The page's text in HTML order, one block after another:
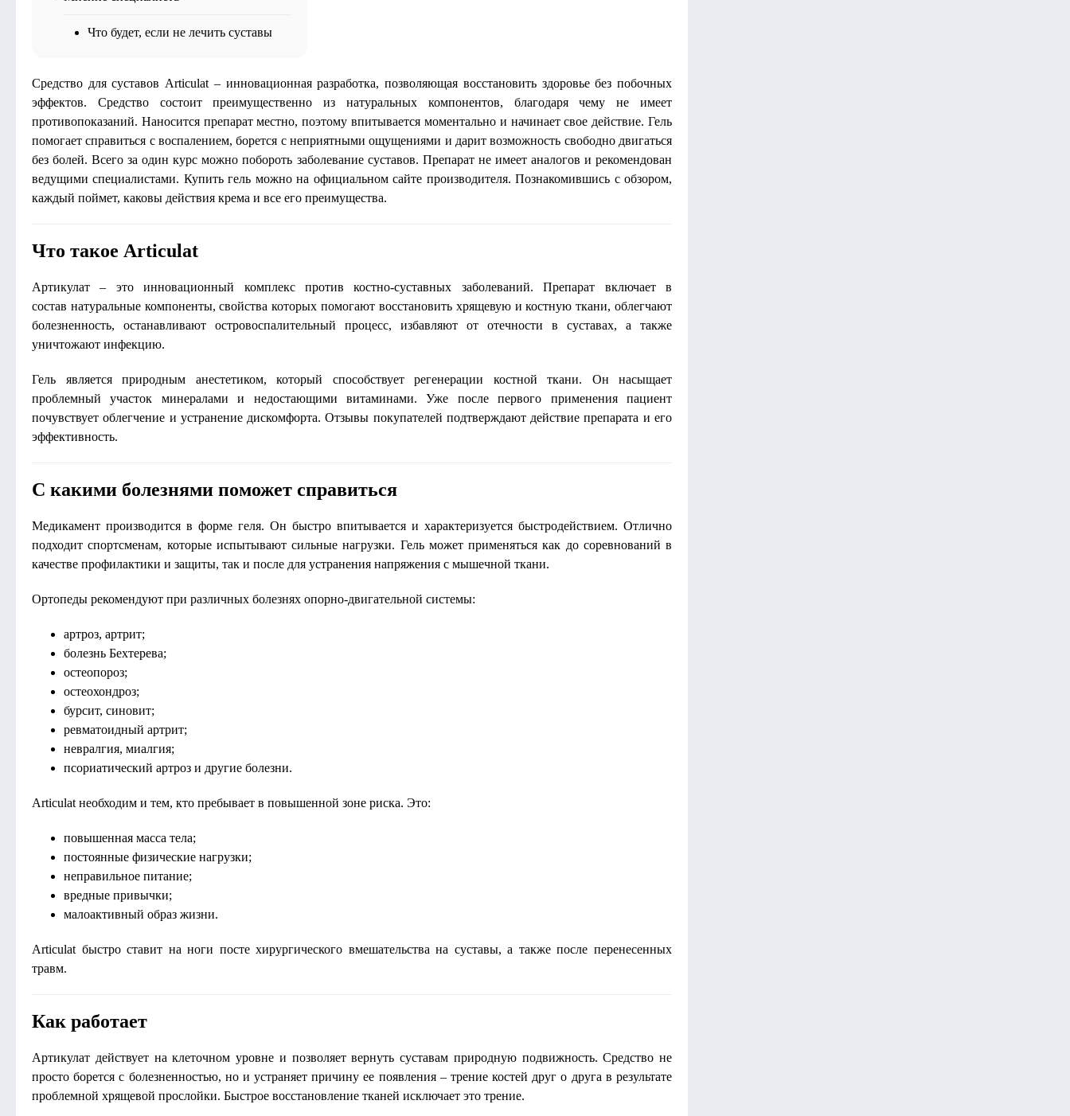
Что будет, если не лечить суставы
Средство для суставов Articulat – инновационная разработка, позволяющая восстановить здоровье без побочных
эффектов. Средство состоит преимущественно из натуральных компонентов, благодаря чему не имеет
противопоказаний. Наносится препарат местно, поэтому впитывается моментально и начинает свое действие. Гель
помогает справиться с воспалением, борется с неприятными ощущениями и дарит возможность свободно двигаться
без болей. Всего за один курс можно побороть заболевание суставов. Препарат не имеет аналогов и рекомендован
ведущими специалистами. Купить гель можно на официальном сайте производителя. Познакомившись с обзором,
каждый поймет, каковы действия крема и все его преимущества.
Что такое Articulat
Артикулат – это инновационный комплекс против костно-суставных заболеваний. Препарат включает в
состав натуральные компоненты, свойства которых помогают восстановить хрящевую и костную ткани, облегчают
болезненность, останавливают островоспалительный процесс, избавляют от отечности в суставах, а также
уничтожают инфекцию.
Гель является природным анестетиком, который способствует регенерации костной ткани. Он насыщает
проблемный участок минералами и недостающими витаминами. Уже после первого применения пациент
почувствует облегчение и устранение дискомфорта. Отзывы покупателей подтверждают действие препарата и его
эффективность.
С какими болезнями поможет справиться
Медикамент производится в форме геля. Он быстро впитывается и характеризуется быстродействием. Отлично
подходит спортсменам, которые испытывают сильные нагрузки. Гель может применяться как до соревнований в
качестве профилактики и защиты, так и после для устранения напряжения с мышечной ткани.
Ортопеды рекомендуют при различных болезнях опорно-двигательной системы:
артроз, артрит;
болезнь Бехтерева;
остеопороз;
остеохондроз;
бурсит, синовит;
ревматоидный артрит;
невралгия, миалгия;
псориатический артроз и другие болезни.
Articulat необходим и тем, кто пребывает в повышенной зоне риска. Это:
повышенная масса тела;
постоянные физические нагрузки;
неправильное питание;
вредные привычки;
малоактивный образ жизни.
Articulat быстро ставит на ноги посте хирургического вмешательства на суставы, а также после перенесенных
травм.
Как работает
Артикулат действует на клеточном уровне и позволяет вернуть суставам природную подвижность. Средство не
просто борется с болезненностью, но и устраняет причину ее появления – трение костей друг о друга в результате
проблемной хрящевой прослойки. Быстрое восстановление тканей исключает это трение.